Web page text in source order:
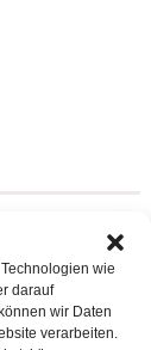
wie
darauf
wir Daten
verarbeiten.
11:30 Uhr bis